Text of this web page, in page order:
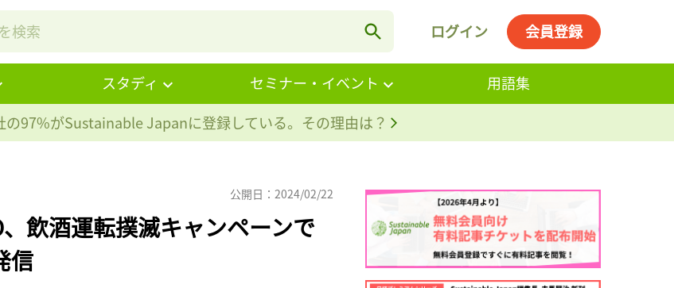
ログイン 会員登録
スタディ セミナー・イベント
用語集
の97%がSustainable Japanに登録している。その理由は？
公開日：2024/02/22
、飲酒運転撲滅キャンペーンで
信